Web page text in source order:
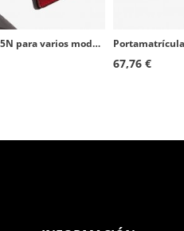
Portamatrículas Puig 6885N para varios modelos de Yamaha
67,76 €